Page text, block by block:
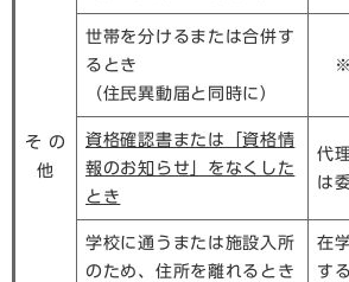
そ の
他
世帯を分けるまたは合併す
るとき
（住民異動届と同時に）
資格確認書または「資格情
報のお知らせ」をなくした
とき
代
は
学校に通うまたは施設入所
のため、住所を離れるとき
在
す